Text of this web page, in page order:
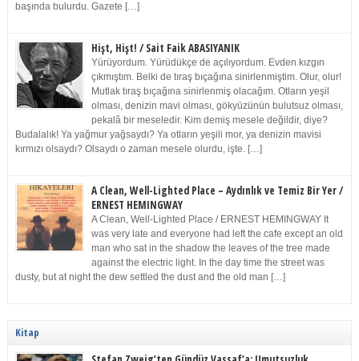
başında bulurdu. Gazete […]
Hişt, Hişt! / Sait Faik ABASIYANIK
Yürüyordum. Yürüdükçe de açılıyordum. Evden kızgın
çıkmıştım. Belki de tıraş bıçağına sinirlenmiştim. Olur, olur!
Mutlak tıraş bıçağına sinirlenmiş olacağım. Otların yeşil
olması, denizin mavi olması, gökyüzünün bulutsuz olması,
pekalâ bir meseledir. Kim demiş mesele değildir, diye?
Budalalık! Ya yağmur yağsaydı? Ya otların yeşili mor, ya denizin mavisi
kırmızı olsaydı? Olsaydı o zaman mesele olurdu, işte. […]
A Clean, Well-Lighted Place – Aydınlık ve Temiz Bir Yer /
ERNEST HEMINGWAY
A Clean, Well-Lighted Place / ERNEST HEMINGWAY It
was very late and everyone had left the cafe except an old
man who sat in the shadow the leaves of the tree made
against the electric light. In the day time the street was
dusty, but at night the dew settled the dust and the old man […]
Kitap